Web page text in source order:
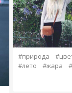
#природа
#лето
#жара